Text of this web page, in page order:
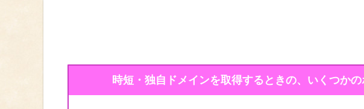
時短・独自ドメインを取得するときの、いくつかの